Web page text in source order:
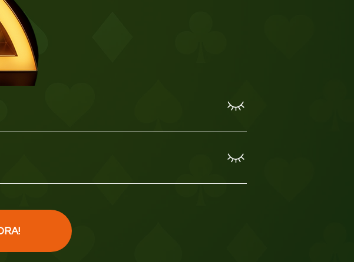
110V de energia e pesa aproximadamente